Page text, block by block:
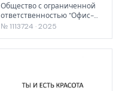
Общество с ограниченной
ответственностью "Офис-
импэкс"
№ 1113724 · 2025